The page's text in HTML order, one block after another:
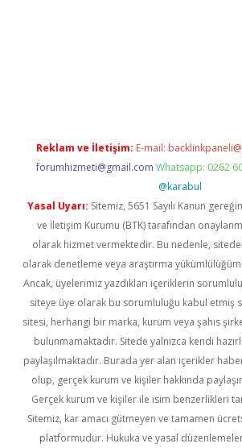
Reklam ve İletişim: E-mail:
forumhizmeti@gmail.com Whatsapp: 0262
@karabul
Yasal Uyarı: Sitemiz, 5651 Sayılı Kanun
ve İletişim Kurumu (BTK) tarafından
olarak hizmet vermektedir. Bu nedenle,
olarak denetleme veya araştırma
Ancak, üyelerimiz yazdıkları içeriklerin
siteye üye olarak bu sorumluluğu kabul etmiş
sitesi, herhangi bir marka, kurum veya şahıs
bulunmamaktadır. Sitede yalnızca kendi
paylaşılmaktadır. Burada yer alan içerikler
olup, gerçek kurum ve kişiler hakkında
Gerçek kurum ve kişiler ile isim benzerlikleri
Sitemiz, kar amacı gütmeyen ve tamamen
platformudur. Hukuka ve yasal